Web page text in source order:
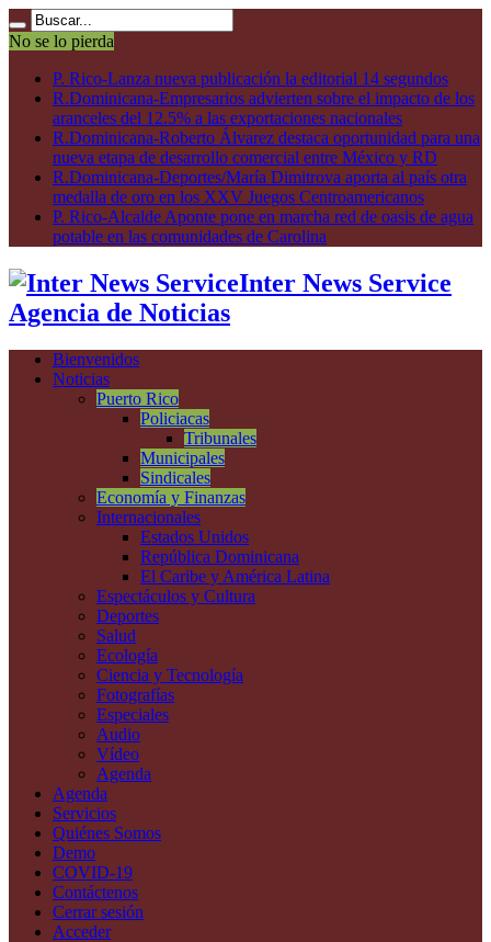
No se lo pierda
P. Rico-Lanza nueva publicación la editorial 14 segundos
R.Dominicana-Empresarios advierten sobre el impacto de los
aranceles del 12.5% a las exportaciones nacionales
R.Dominicana-Roberto Álvarez destaca oportunidad para una
nueva etapa de desarrollo comercial entre México y RD
R.Dominicana-Deportes/María Dimitrova aporta al país otra
medalla de oro en los XXV Juegos Centroamericanos
P. Rico-Alcalde Aponte pone en marcha red de oasis de agua
potable en las comunidades de Carolina
Inter News Service
Agencia de Noticias
Bienvenidos
Noticias
Puerto Rico
Policiacas
Tribunales
Municipales
Sindicales
Economía y Finanzas
Internacionales
Estados Unidos
República Dominicana
El Caribe y América Latina
Espectáculos y Cultura
Deportes
Salud
Ecología
Ciencia y Tecnología
Fotografías
Especiales
Audio
Vídeo
Agenda
Agenda
Servicios
Quiénes Somos
Demo
COVID-19
Contáctenos
Cerrar sesión
Acceder